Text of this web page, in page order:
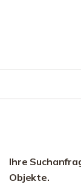
Ihre
Objekte.